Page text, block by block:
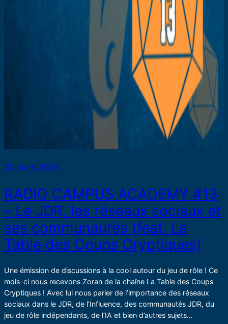
30 mars 2026
RADIO CAMPUS ACADEMY #13
– Le JDR, les réseaux sociaux et
ses communautés (feat. La
Table des Coups Cryptiques)
Une émission de discussions à la cool autour du jeu de rôle ! Ce
mois-ci nous recevons Zoran de la chaîne La Table des Coups
Cryptiques ! Avec lui nous parler de l’importance des réseaux
sociaux dans le JDR, de l’Influence, des communautés JDR, du
jeu de rôle indépendants, de l’IA et bien d’autres sujets…